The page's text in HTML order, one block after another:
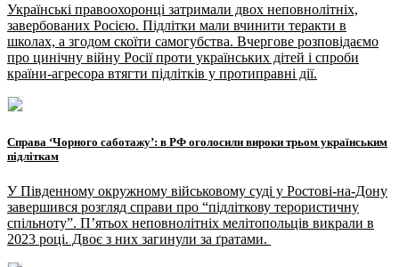
Українські правоохоронці затримали двох неповнолітніх,
завербованих Росією. Підлітки мали вчинити теракти в
школах, а згодом скоїти самогубства. Вчергове розповідаємо
про цинічну війну Росії проти українських дітей і спроби
країни-агресора втягти підлітків у протиправні дії.
Справа ‘Чорного саботажу’: в РФ оголосили вироки трьом українським
підліткам
У Південному окружному військовому суді у Ростові-на-Дону
завершився розгляд справи про “підліткову терористичну
спільноту”. П’ятьох неповнолітніх мелітопольців викрали в
2023 році. Двоє з них загинули за ґратами.